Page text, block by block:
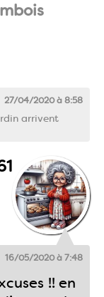
27/04/2020 à 8:58
arrivent
16/05/2020 à 7:48
!! en